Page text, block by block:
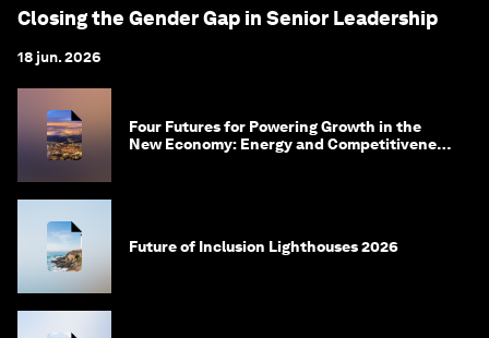
Closing the Gender Gap in Senior Leadership
18 jun. 2026
Four Futures for Powering Growth in the
New Economy: Energy and Competitiveness
Future of Inclusion Lighthouses 2026